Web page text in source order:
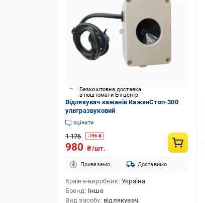
Безкоштовна доставка
в поштомати Епіцентр
Відлякувач кажанів КажанСтоп-300
ультразвуковий
оцінити
1 176 -196 ₴
980 ₴/шт.
Привеземо Доставимо
Країна-виробник Україна
Бренд Інше
Вид засобу відлякувач